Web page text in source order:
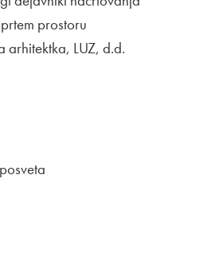
prostoru
arhitektka, LUZ, d.d.